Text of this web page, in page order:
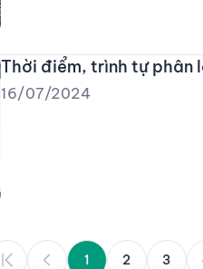
Thời điểm, trình tự phân
16/07/2024
1 2 3